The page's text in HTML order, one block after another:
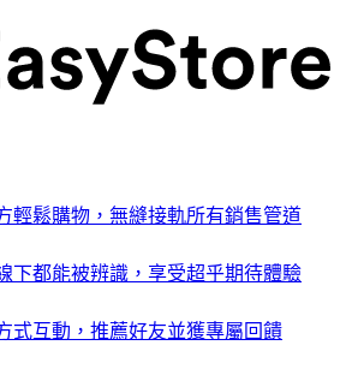
輕鬆購物，無縫接軌所有銷售管道
下都能被辨識，享受超乎期待體驗
式互動，推薦好友並獲專屬回饋